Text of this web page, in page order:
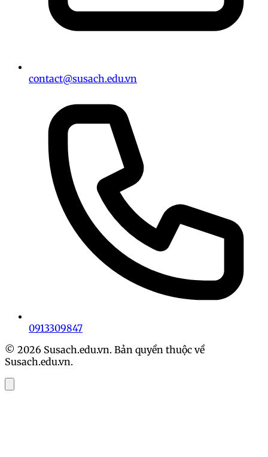
contact@susach.edu.vn
0913309847
© 2026 Susach.edu.vn. Bản quyền thuộc về
Susach.edu.vn.